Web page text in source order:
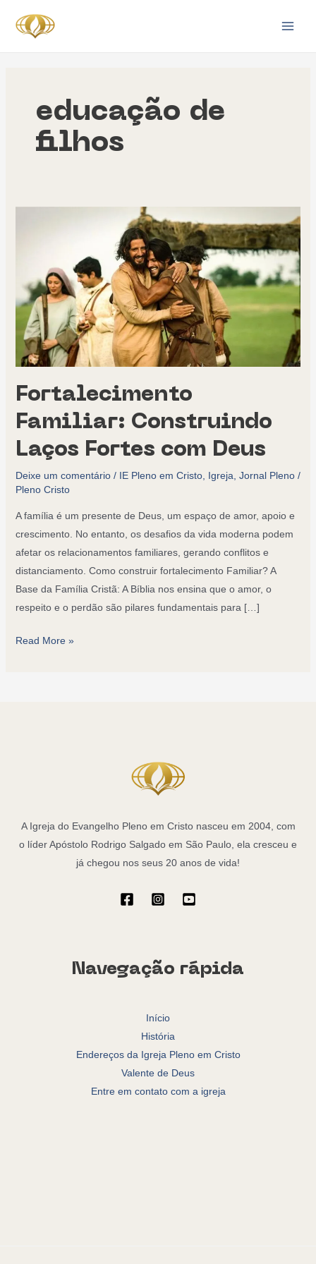
para
educação de
filhos
Fortalecimento
Familiar: Construindo
Laços Fortes com Deus
Deixe um comentário / IE Pleno em Cristo, Igreja, Jornal Pleno/
Pleno Cristo
A família é um presente de Deus, um espaço de amor, apoio e
crescimento. No entanto, os desafios da vida moderna podem
afetar os relacionamentos familiares, gerando conflitos e
distanciamento. Como construir fortalecimento Familiar? A
Base da Família Cristã: A Bíblia nos ensina que o amor, o
respeito e o perdão são pilares fundamentais para […]
Fortalecimento
Read More »
A Igreja do Evangelho Pleno em Cristo nasceu em 2004, com
o líder Apóstolo Rodrigo Salgado em São Paulo, ela cresceu e
já chegou nos seus 20 anos de vida!
Navegação rápida
Início
História
Endereços da Igreja Pleno em Cristo
Valente de Deus
Entre em contato com a igreja